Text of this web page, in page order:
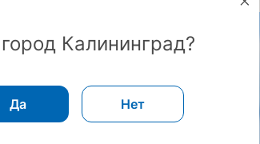
системы и
Калининград?
Да Нет